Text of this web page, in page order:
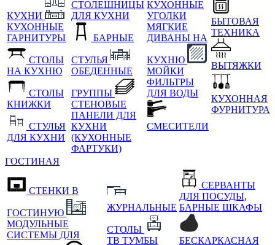
КУХНИ
КУХОННЫЕ
ГАРНИТУРЫ
СТОЛЫ
НА КУХНЮ
СТОЛЫ
КНИЖКИ
СТУЛЬЯ
ДЛЯ КУХНИ
СТОЛЕШНИЦЫ
ДЛЯ КУХНИ
БАРНЫЕ
СТУЛЬЯ
ОБЕДЕННЫЕ
ГРУППЫ
СТЕНОВЫЕ
ПАНЕЛИ ДЛЯ
КУХНИ
(КУХОННЫЕ
ФАРТУКИ)
КУХОННЫЕ
УГОЛКИ
МЯГКИЕ
ДИВАНЫ НА
КУХНЮ
МОЙКИ
ФИЛЬТРЫ
ДЛЯ ВОДЫ
СМЕСИТЕЛИ
БЫТОВАЯ
ТЕХНИКА
ВЫТЯЖКИ
КУХОННАЯ
ФУРНИТУРА
ГОСТИНАЯ
СТЕНКИ В
ГОСТИНУЮ
МОДУЛЬНЫЕ
СИСТЕМЫ ДЛЯ
ЖУРНАЛЬНЫЕ
СТОЛЫ
ТВ ТУМБЫ
СЕРВАНТЫ
ДЛЯ ПОСУДЫ,
БАРНЫЕ ШКАФЫ
БЕСКАРКАСНАЯ